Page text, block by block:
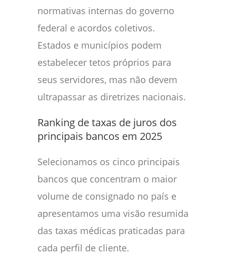
normativas internas do governo
federal e acordos coletivos.
Estados e municípios podem
estabelecer tetos próprios para
seus servidores, mas não devem
ultrapassar as diretrizes nacionais.
Ranking de taxas de juros dos
principais bancos em 2025
Selecionamos os cinco principais
bancos que concentram o maior
volume de consignado no país e
apresentamos uma visão resumida
das taxas médicas praticadas para
cada perfil de cliente.